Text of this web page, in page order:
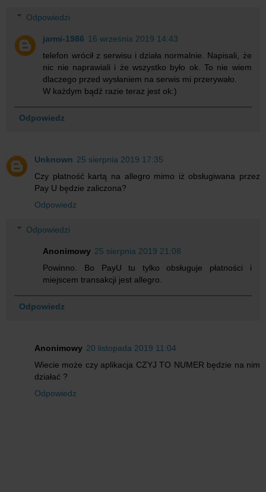
Odpowiedzi
jarmi-1986 16 września 2019 14:43
telefon wrócił z serwisu i działa normalnie. Napisali, że
nic nie naprawiali i że wszystko było ok. To nie wiem
dlaczego przed wysłaniem na serwis mi przerywało.
W każdym bądź razie teraz jest ok:)
Odpowiedz
Unknown 25 sierpnia 2019 17:35
Czy płatność kartą na allegro mimo iż obsługiwana przez
Pay U będzie zaliczona?
Odpowiedz
Odpowiedzi
Anonimowy 25 sierpnia 2019 21:08
Powinno. Bo PayU tu tylko obsługuje płatności i
miejscem transakcji jest allegro.
Odpowiedz
Anonimowy 20 listopada 2019 11:04
Wiecie może czy aplikacja CZYJ TO NUMER będzie na nim
działać ?
Odpowiedz